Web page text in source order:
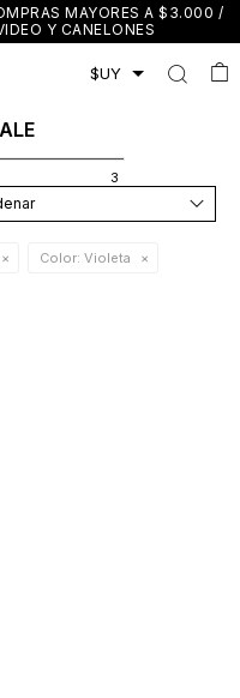
MAYORES A $3.000 /
Y CANELONES
Recomendados
Color: Violeta